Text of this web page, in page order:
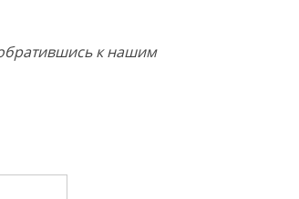
к нашим